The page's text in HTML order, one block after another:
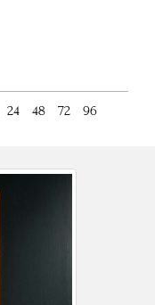
24 48 72 96